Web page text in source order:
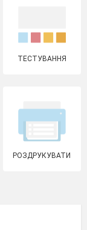
ТЕСТУВАННЯ
РОЗДРУКУВАТИ